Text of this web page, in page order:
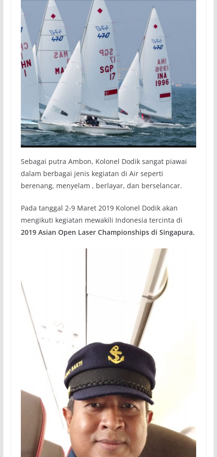
Sebagai putra Ambon, Kolonel Dodik sangat piawai
dalam berbagai jenis kegiatan di Air seperti
berenang, menyelam , berlayar, dan berselancar.
Pada tanggal 2-9 Maret 2019 Kolonel Dodik akan
mengikuti kegiatan mewakili Indonesia tercinta di
2019 Asian Open Laser Championships di Singapura.